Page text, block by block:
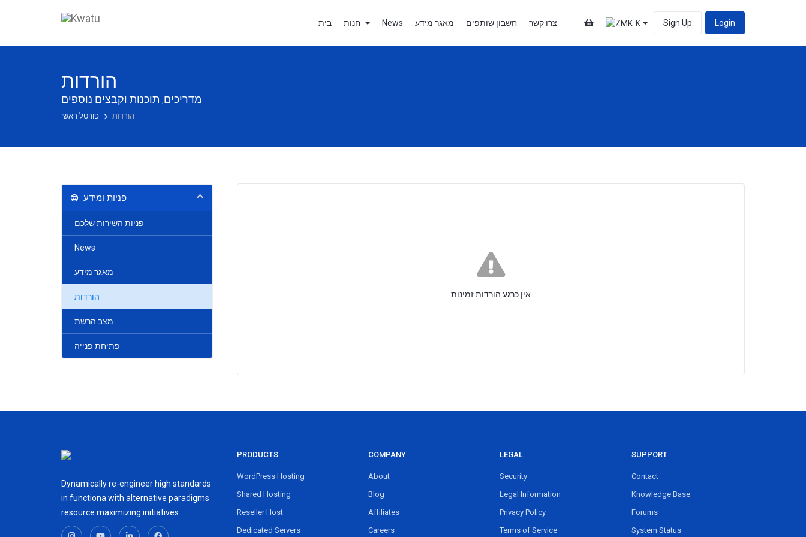
בית News מאגר מידע חשבון שותפים צרו קשר K Sign Up Login
הורדות
מדריכים, תוכנות וקבצים נוספים
הורדות
אין כרגע הורדות זמינות
פניות ומידע
פניות השירות שלכם
News
מאגר מידע
הורדות
מצב הרשת
פתיחת פנייה
Dynamically re-engineer high standards
in functiona with alternative paradigms
resource maximizing initiatives.
PRODUCTS
WordPress Hosting
Shared Hosting
Reseller Host
Dedicated Servers
COMPANY
About
Blog
Affiliates
Careers
LEGAL
Security
Legal Information
Privacy Policy
Terms of Service
SUPPORT
Contact
Knowledge Base
Forums
System Status